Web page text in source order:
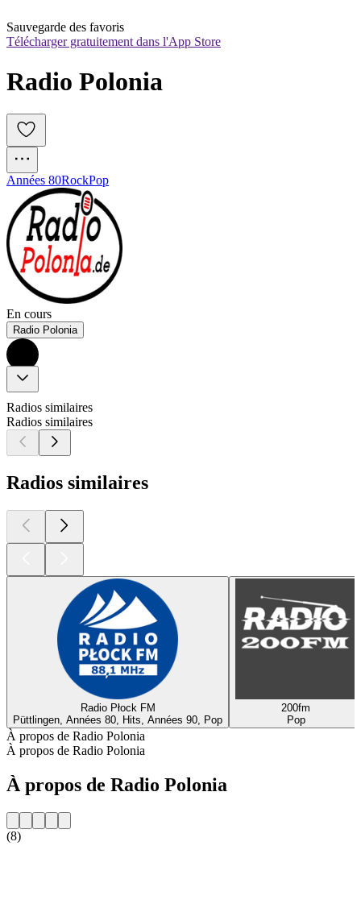
Sauvegarde des favoris
Télécharger gratuitement dans l'App Store
Années 80RockPop
En cours
Radio Polonia
Radios similaires
Radios similaires
Radios similaires
Radio Płock FM
Püttlingen, Années 80, Hits, Années 90, Pop
200fm
Pop
À propos de Radio Polonia
À propos de Radio Polonia
À propos de Radio Polonia
(8)